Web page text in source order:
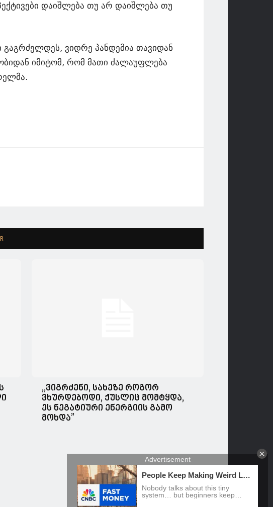
დაიშლება თუ არ დაიშლება თუ
გაგრძელდეს, ვიდრე პანდემია თავიდან
იმიტომ, რომ მათი ძალაუფლება
,,ვიგრძენი, სახეზე როგორ
ვხურდებოდი, ქუსლიც მომტყდა,
ეს ნეგატიური ენერგიის გამო
მოხდა”